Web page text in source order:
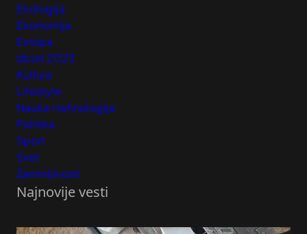
Ekologija
Ekonomija
Evropa
Izbori 2023
Kultura
Lifestyle
Nauka i tehnologija
Politika
Sport
Svet
Zanimljivosti
Najnovije vesti